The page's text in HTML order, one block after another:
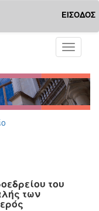
ΕΙΣΟΔΟΣ
Toggle
του
των